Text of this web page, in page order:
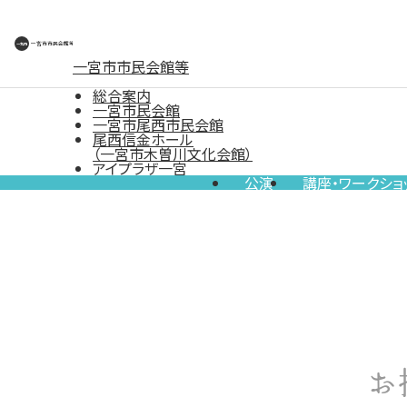
一宮市市民会館等
総合案内
一宮市民会館
一宮市尾西市民会館
尾西信金ホール
（一宮市木曽川文化会館）
アイプラザ一宮
公演 講座・ワークシ